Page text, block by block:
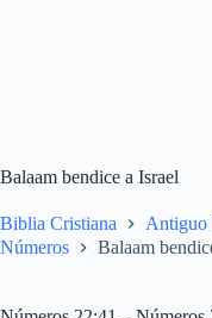
Balaam bendice a Israel
Biblia Cristiana Antiguo
Números
Balaam